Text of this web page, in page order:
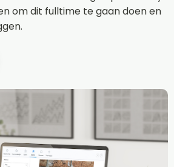
om dit fulltime te gaan doen en